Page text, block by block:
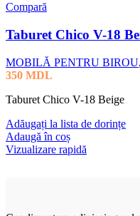
Compară
Taburet Chico V-18
MOBILĂ PENTRU BIROU,
350 MDL
Taburet Chico V-18 Beige
Adăugați la lista de dorințe
Adaugă în coș
Vizualizare rapidă